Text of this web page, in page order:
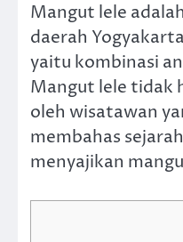
Mangut lele
daerah
yaitu kombinasi
Mangut lele tidak
oleh wisatawan
membahas
menyajikan